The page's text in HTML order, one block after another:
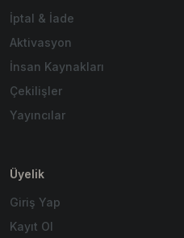
İptal & İade
Aktivasyon
İnsan Kaynakları
Çekilişler
Yayıncılar
Üyelik
Giriş Yap
Kayıt Ol